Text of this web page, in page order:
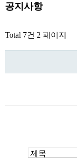
공지사항
Total 7건 2 페이지